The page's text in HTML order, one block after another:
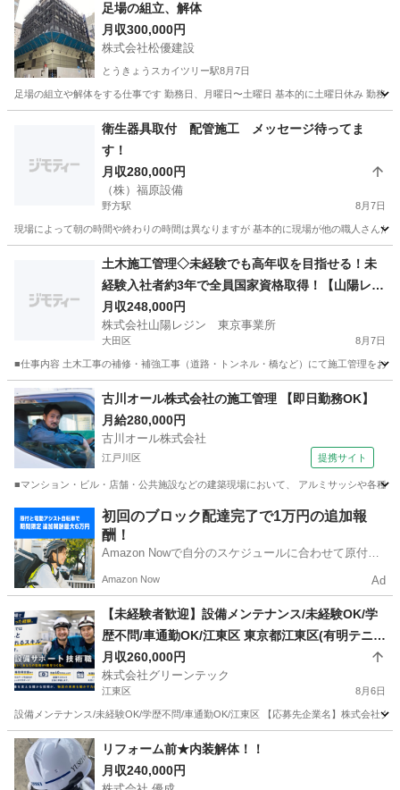
足場の組立、解体
月収300,000円
株式会社松優建設
とうきょうスカイツリー駅8月7日
足場の組立や解体をする仕事です 勤務日、月曜日〜土曜日 基本的に土曜日休み 勤務
とうきょうスカイツリー駅 鳶職
衛生器具取付 配管施工 メッセージ待ってま
す！
月収280,000円
（株）福原設備
野方駅 8月7日
現場によって朝の時間や終わりの時間は異なりますが 基本的に現場が他の職人さん
野方駅 その他
土木施工管理◇未経験でも高年収を目指せる！未
経験入社者約3年で全員国家資格取得！【山陽レジ
ン】
月収248,000円
株式会社山陽レジン 東京事業所
大田区 8月7日
■仕事内容 土木工事の補修・補強工事（道路・トンネル・橋など）にて施工管理をお
東京 大田区 施工管理
古川オール株式会社の施工管理 【即日勤務OK】
月給280,000円
古川オール株式会社
江戸川区 提携サイト
■マンション・ビル・店舗・公共施設などの建築現場において、 アルミサッシや各種
鳶職
初回のブロック配達完了で1万円の追加報
酬！
Amazon Nowで自分のスケジュールに合わせて原付や
う！
Amazon Now Ad
【未経験者歓迎】設備メンテナンス/未経験OK/学
歴不問/車通勤OK/江東区 東京都江東区(有明テニス
の森)設備管理
月収260,000円
株式会社グリーンテック
江東区 8月6日
設備メンテナンス/未経験OK/学歴不問/車通勤OK/江東区 【応募先企業名】株式会社
東京 江東区 未経験
リフォーム前★内装解体！！
月収240,000円